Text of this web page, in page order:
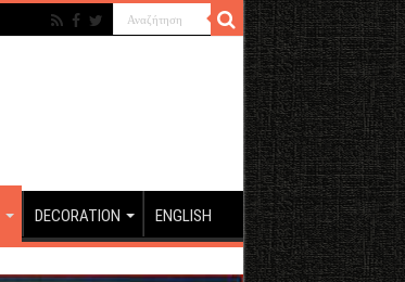
DECORATION ENGLISH